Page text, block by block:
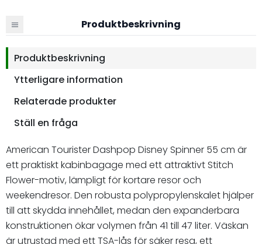
Produktbeskrivning
Produktbeskrivning
Ytterligare information
Relaterade produkter
Ställ en fråga
American Tourister Dashpop Disney Spinner 55 cm är
ett praktiskt kabinbagage med ett attraktivt Stitch
Flower-motiv, lämpligt för kortare resor och
weekendresor. Den robusta polypropylenskalet hjälper
till att skydda innehållet, medan den expanderbara
konstruktionen ökar volymen från 41 till 47 liter. Väskan
är utrustad med ett TSA-lås för säker resa, ett